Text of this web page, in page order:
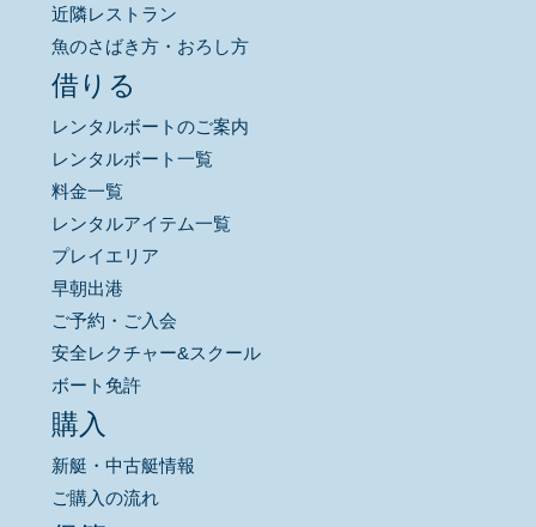
近隣レストラン
魚のさばき方・おろし方
借りる
レンタルボートのご案内
レンタルボート一覧
料金一覧
レンタルアイテム一覧
プレイエリア
早朝出港
ご予約・ご入会
安全レクチャー&スクール
ボート免許
購入
新艇・中古艇情報
ご購入の流れ